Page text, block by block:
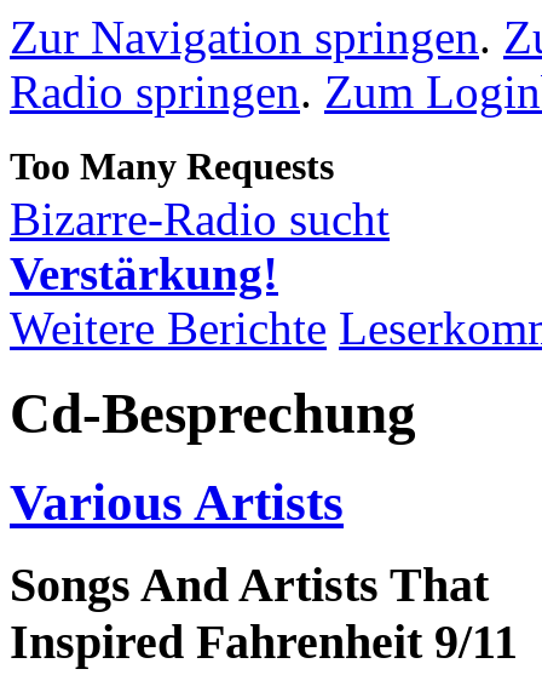
Zur Navigation springen.
Radio springen. Zum
Bizarre-Radio sucht
Verstärkung!
Weitere Berichte
Cd-Besprechung
Various Artists
Songs And Artists That
Inspired Fahrenheit 9/11